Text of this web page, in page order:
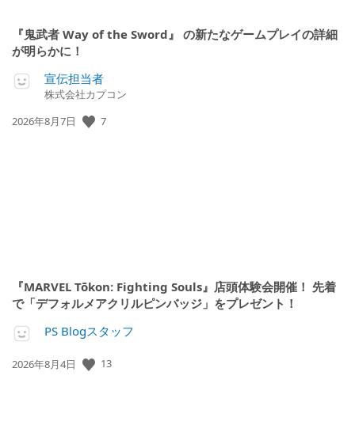
『鬼武者 Way of the Sword』 の新たなゲームプレイの詳細
が明らかに！
宣伝担当者
株式会社カプコン
公
2026年8月7日 7
『MARVEL Tōkon: Fighting Souls』店頭体験会開催！ 先着
で「デフォルメアクリルピンバッジ」をプレゼント！
PS Blogスタッフ
公
2026年8月4日 13